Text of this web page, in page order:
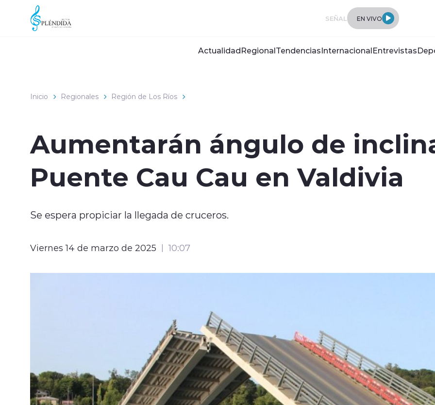
Click acá para ir directamente al contenido
SEÑAL EN VIVO
ActualidadRegionalTendenciasInternacionalEntrevistas
Inicio Regionales Región de Los Ríos
Aumentarán ángulo de
Puente Cau Cau en Valdivia
Se espera propiciar la llegada de cruceros.
Viernes 14 de marzo de 2025 10:07